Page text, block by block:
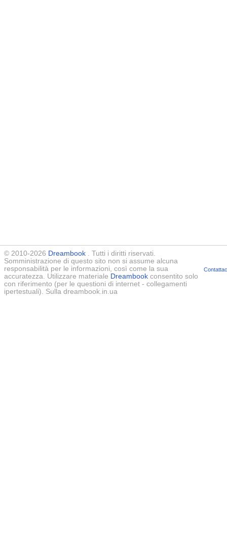
© 2010-2026 Dreambook . Tutti i diritti riservati.
Somministrazione di questo sito non si assume alcuna
responsabilità per le informazioni, così come la sua
accuratezza. Utilizzare materiale Dreambook consentito solo
con riferimento (per le questioni di internet - collegamenti
ipertestuali). Sulla dreambook.in.ua